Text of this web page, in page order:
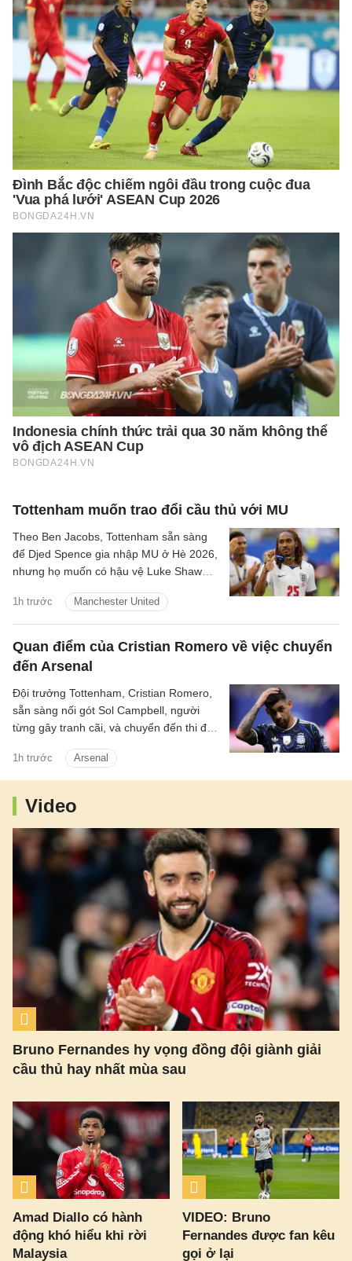
Tottenham muốn trao đổi cầu thủ với MU
1h trước Manchester United
Theo Ben Jacobs, Tottenham sẵn sàng
để Djed Spence gia nhập MU ở Hè 2026,
nhưng họ muốn có hậu vệ Luke Shaw
Quan điểm của Cristian Romero về việc chuyển
đến Arsenal
1h trước Arsenal
Đội trưởng Tottenham, Cristian Romero,
sẵn sàng nối gót Sol Campbell, người
từng gây tranh cãi, và chuyển đến thi đấu
Video
Bruno Fernandes hy vọng đồng đội giành giải
cầu thủ hay nhất mùa sau
Amad Diallo có hành
động khó hiểu khi rời
Malaysia
VIDEO: Bruno
Fernandes được fan kêu
gọi ở lại